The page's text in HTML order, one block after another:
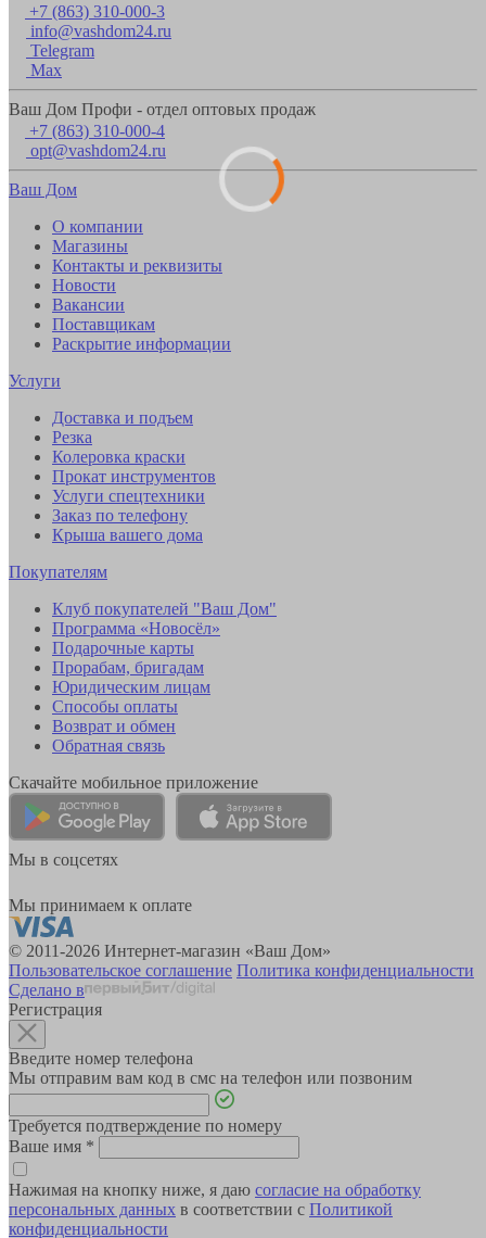
+7 (863) 310-000-3
info@vashdom24.ru
Telegram
Max
Ваш Дом Профи - отдел оптовых продаж
+7 (863) 310-000-4
opt@vashdom24.ru
Ваш Дом
О компании
Магазины
Контакты и реквизиты
Новости
Вакансии
Поставщикам
Раскрытие информации
Услуги
Доставка и подъем
Резка
Колеровка краски
Прокат инструментов
Услуги спецтехники
Заказ по телефону
Крыша вашего дома
Покупателям
Клуб покупателей "Ваш Дом"
Программа «Новосёл»
Подарочные карты
Прорабам, бригадам
Юридическим лицам
Способы оплаты
Возврат и обмен
Обратная связь
Скачайте мобильное приложение
Мы в соцсетях
Мы принимаем к оплате
© 2011-2026 Интернет-магазин «Ваш Дом»
Пользовательское соглашение Политика конфиденциальности
Сделано в
Регистрация
Введите номер телефона
Мы отправим вам код в смс на телефон или позвоним
Требуется подтверждение по номеру
Ваше имя *
Нажимая на кнопку ниже, я даю согласие на обработку
персональных данных в соответствии с Политикой
конфиденциальности